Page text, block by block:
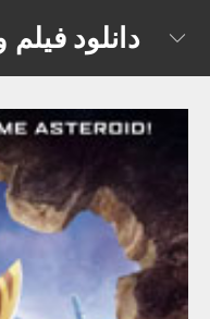
content
دانلود